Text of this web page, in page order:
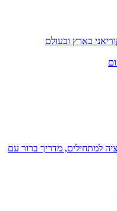
בארץ ובעולם
למתחילים, מדריך ברור עם